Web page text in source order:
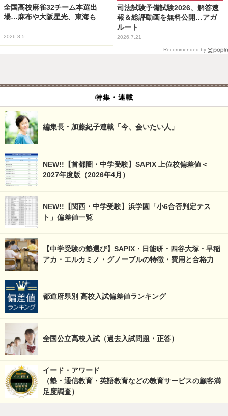
全国高校麻雀32チーム本選出
場…麻布や大阪星光、東海も
2026.8.5
司法試験予備試験2026、解答速
報＆総評動画を無料公開…アガ
ルート
2026.7.21
Recommended by
特集・連載
編集長・加藤紀子連載「今、会いたい人」
NEW!!【首都圏・中学受験】SAPIX 上位校偏差値＜
2027年度版（2026年4月）
NEW!!【関西・中学受験】浜学園「小6合否判定テス
ト」偏差値一覧
【中学受験の塾選び】SAPIX・日能研・四谷大塚・早稲
アカ・エルカミノ・グノーブルの特徴・費用と合格力
都道府県別 高校入試偏差値ランキング
全国公立高校入試（過去入試問題・正答）
イード・アワード
（塾・通信教育・英語教育などの教育サービスの顧客満
足度調査）